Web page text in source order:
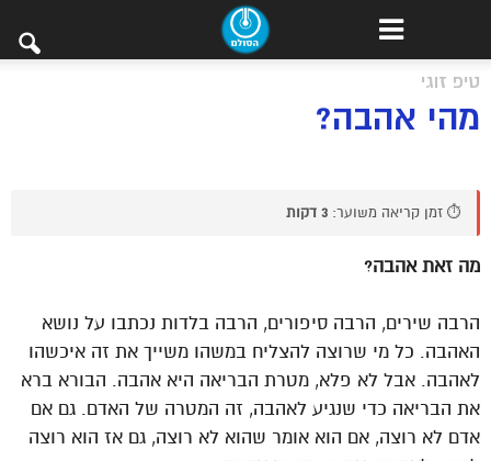
טיפ זוגי
מהי אהבה?
⏱️ זמן קריאה משוער: 3 דקות
מה זאת אהבה?
הרבה שירים, הרבה סיפורים, הרבה בלדות נכתבו על נושא
האהבה. כל מי שרוצה להצליח במשהו משייך את זה איכשהו
לאהבה. אבל לא פלא, מטרת הבריאה היא אהבה. הבורא ברא
את הבריאה כדי שנגיע לאהבה, זה המטרה של האדם. גם אם
אדם לא רוצה, אם הוא אומר שהוא לא רוצה, גם אז הוא רוצה